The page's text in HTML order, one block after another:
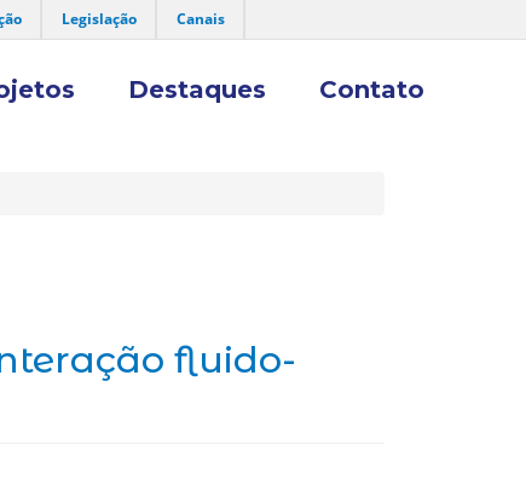
Legislação Canais
Destaques Contato
fluido-